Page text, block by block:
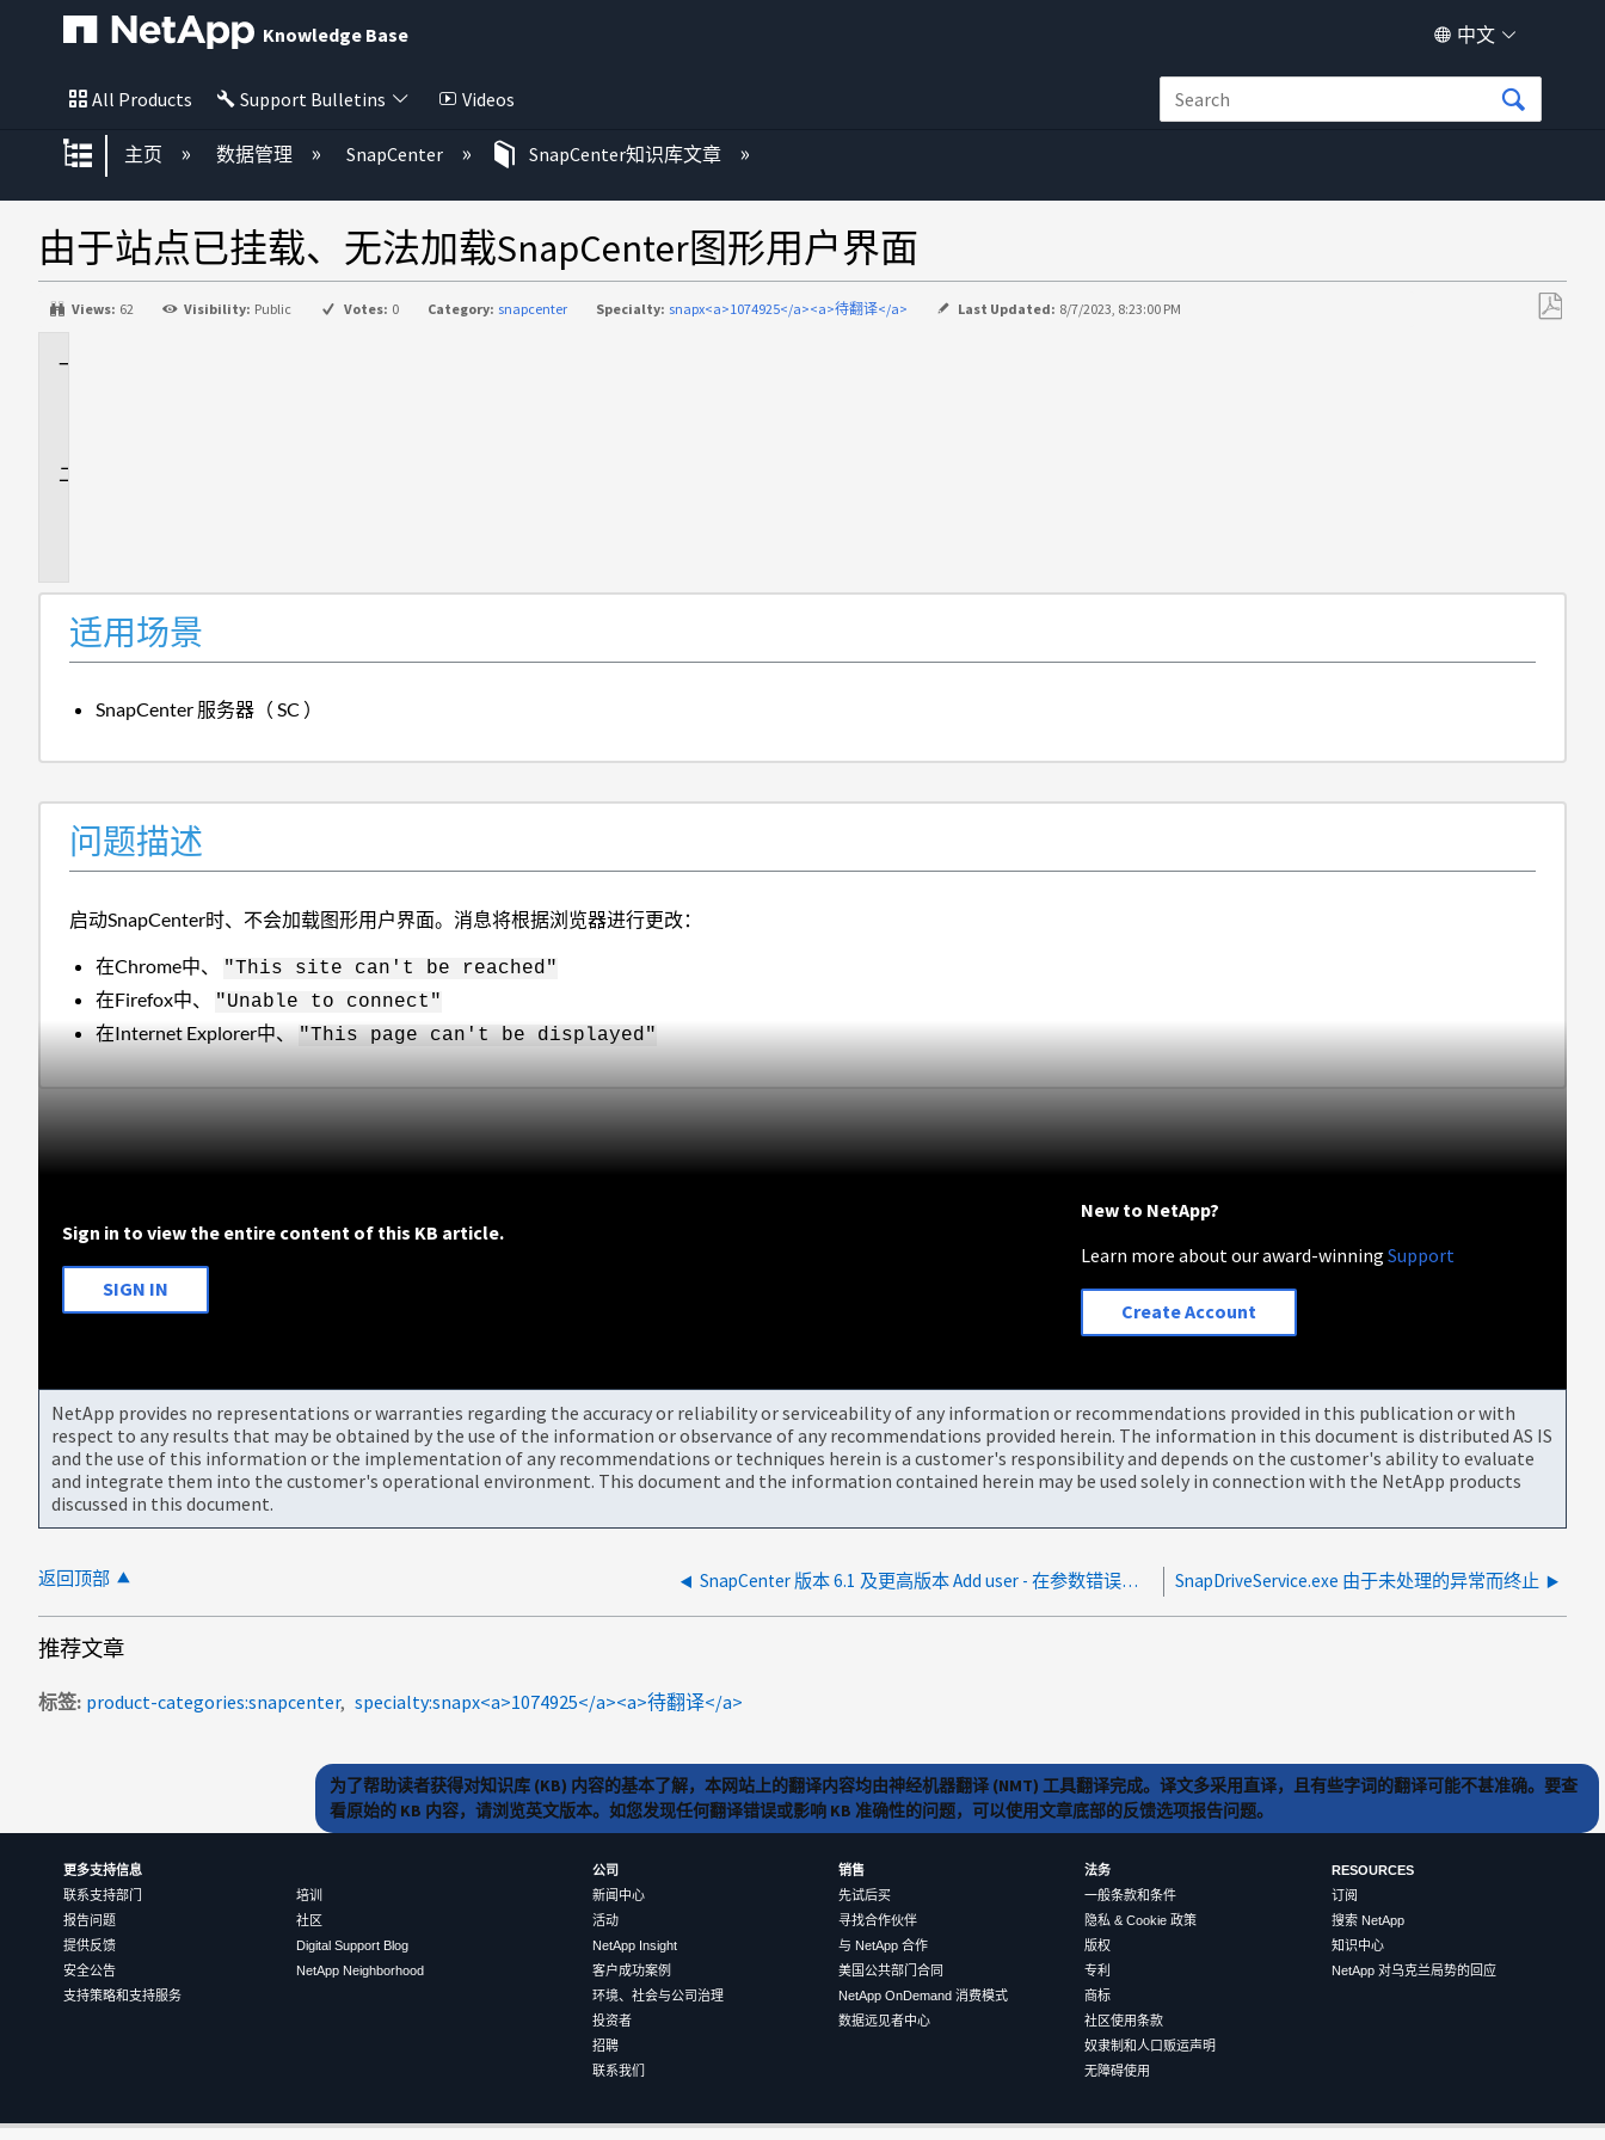
Knowledge Base 中文
All Products Support Bulletins Videos
扩展/隐缩全局层次
主页 数据管理 SnapCenter SnapCenter知识库文章
由于站点已挂载、无法加载SnapCenter图形用户界面
Views: 62 Visibility: Public Votes: 0 Category: snapcenter Specialty: snapx<a>1074925</a><a>待翻译</a> Last Updated: 8/7/2023, 8:23:00 PM
适用场景
SnapCenter 服务器（ SC ）
问题描述
启动SnapCenter时、不会加载图形用户界面。消息将根据浏览器进行更改：
在Chrome中、 "This site can't be reached"
在Firefox中、 "Unable to connect"
在Internet Explorer中、"This page can't be displayed"
Sign in to view the entire content of this KB article.
SIGN IN
New to NetApp?
Learn more about our award-winningSupport
Create Account
NetApp provides no representations or warranties regarding the accuracy or reliability or serviceability of any information or recommendations provided in this publication or with
respect to any results that may be obtained by the use of the information or observance of any recommendations provided herein. The information in this document is distributed AS IS
and the use of this information or the implementation of any recommendations or techniques herein is a customer's responsibility and depends on the customer's ability to evaluate
and integrate them into the customer's operational environment. This document and the information contained herein may be used solely in connection with the NetApp products
discussed in this document.
返回顶部 SnapCenter 版本 6.1 及更高版本 Add user - 在参数错误中发现恶意文本 SnapDriveService.exe 由于未处理的异常而终止
推荐文章
标签 product-categories:snapcenter specialty:snapx<a>1074925</a><a>待翻译</a>
为了帮助读者获得对知识库 (KB) 内容的基本了解，本网站上的翻译内容均由神经机器翻译 (NMT) 工具翻译完成。译文多采用直译，且有些字词的翻译可能不甚准确。要查
看原始的 KB 内容，请浏览英文版本。如您发现任何翻译错误或影响 KB 准确性的问题，可以使用文章底部的反馈选项报告问题。
更多支持信息
联系支持部门
报告问题
提供反馈
安全公告
支持策略和支持服务
培训
社区
Digital Support Blog
NetApp Neighborhood
公司
新闻中心
活动
NetApp Insight
客户成功案例
环境、社会与公司治理
投资者
招聘
联系我们
销售
先试后买
寻找合作伙伴
与 NetApp 合作
美国公共部门合同
NetApp OnDemand 消费模式
数据远见者中心
法务
一般条款和条件
隐私 & Cookie 政策
版权
专利
商标
社区使用条款
奴隶制和人口贩运声明
无障碍使用
RESOURCES
订阅
搜索 NetApp
知识中心
NetApp 对乌克兰局势的回应